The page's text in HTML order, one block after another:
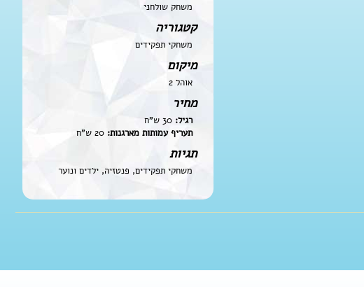
משחק שולחני
קטגוריה
משחקי תפקידים
מיקום
אוהל 2
מחיר
רגיל:
תעריף עמותות מארגנות:
תגיות
משחקי תפקידים, פנטזיה, ילדים ונוער